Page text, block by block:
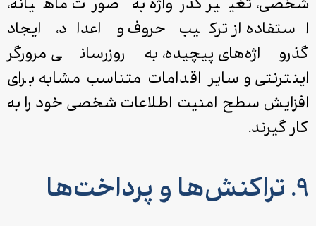
شخصی، تغییر گذرواژه به‌ صورت ماهیانه،
استفاده از ترکیب حروف و اعداد، ایجاد
گذرواژه‌های پیچیده، به‌روزرسانی مرورگر
اینترنتی و سایر اقدامات متناسب مشابه برای
افزایش سطح امنیت اطلاعات شخصی خود را به
کار گیرند.
۹. تراکنش‌ها و پرداخت‌ها